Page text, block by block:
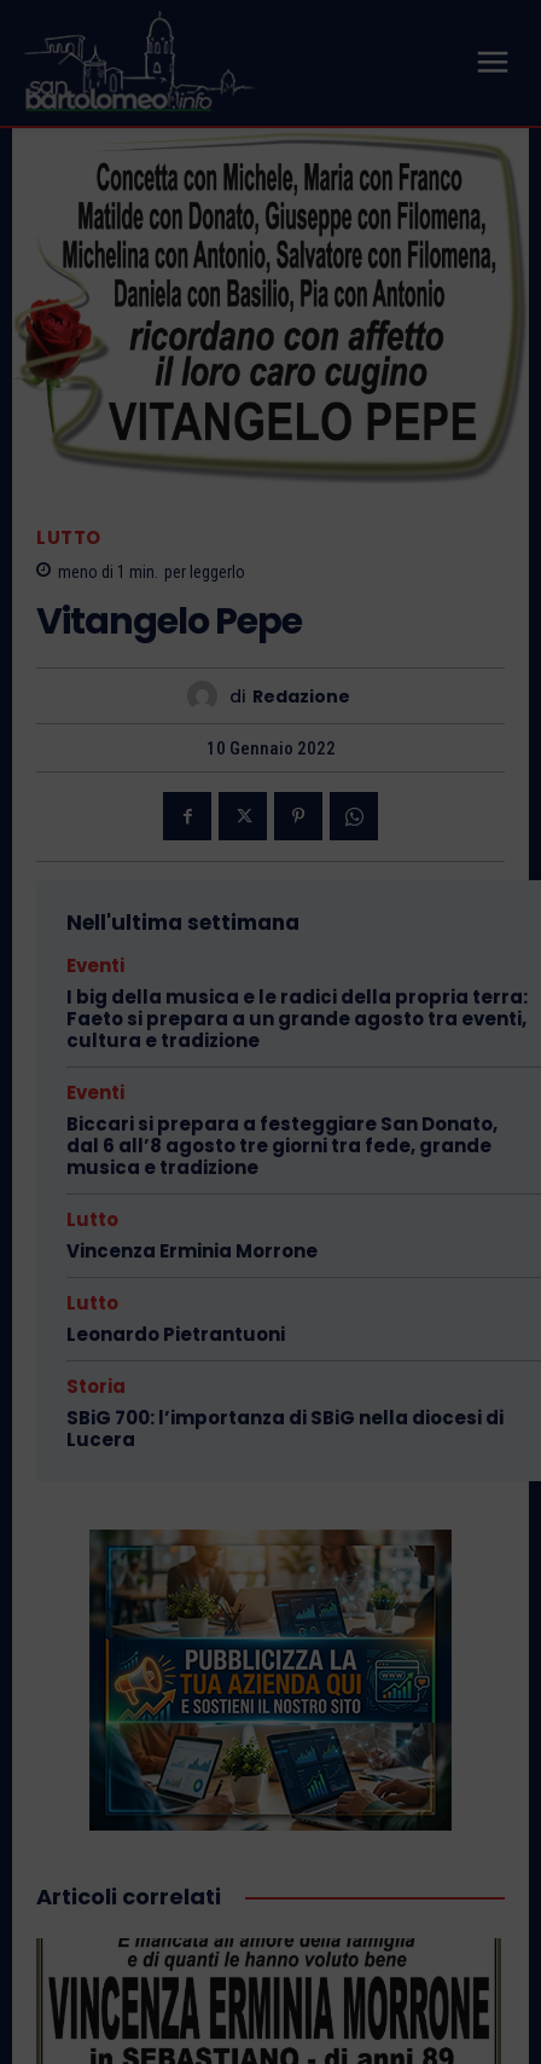
LUTTO
meno di 1 min. per leggerlo
Vitangelo Pepe
di Redazione
10 Gennaio 2022
Nell'ultima settimana
Eventi
I big della musica e le radici della propria terra:
Faeto si prepara a un grande agosto tra eventi,
cultura e tradizione
Eventi
Biccari si prepara a festeggiare San Donato,
dal 6 all’8 agosto tre giorni tra fede, grande
musica e tradizione
Lutto
Vincenza Erminia Morrone
Lutto
Leonardo Pietrantuoni
Storia
SBiG 700: l’importanza di SBiG nella diocesi di
Lucera
Articoli correlati